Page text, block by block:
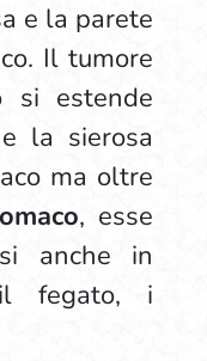
e la parete
Il tumore
si estende
la sierosa
ma oltre
, esse
anche in
fegato, i